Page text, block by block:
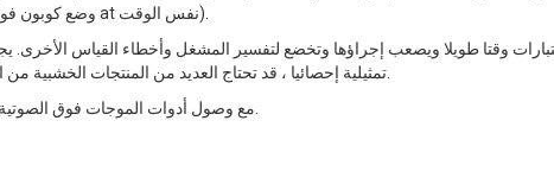
الاستبدال (وضع كوبون فولاذي إلى جانب الجزء الخشبي وطلائه at نفس الوقت).
وقتا طويلا ويصعب إجراؤها وتخضع لتفسير المشغل وأخطاء القياس